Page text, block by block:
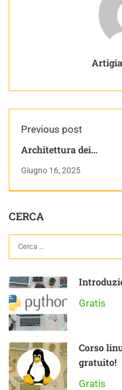
Previous post
Architettura dei
POD{CAST} PODCAST
INFORMATICO
Giugno 16, 2025
CERCA
Gratis
Corso
gratuito!
Gratis